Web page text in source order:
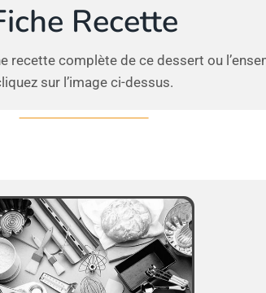
Recette
recette complète de ce dessert ou
sur l’image ci-dessus.